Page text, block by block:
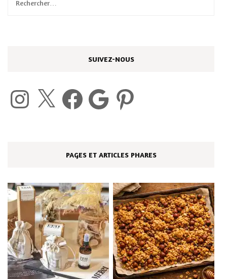
SUIVEZ-NOUS
Instagram Facebook Google Pinterest
PAGES ET ARTICLES PHARES